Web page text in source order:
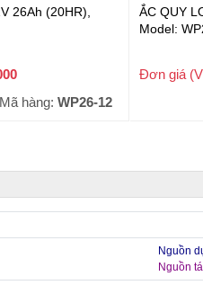
26Ah (20HR),
Mã hàng: WP26-12
ẮC QUY
Model:
Đơn giá
Nguồn
Nguồn